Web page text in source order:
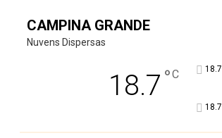
CAMPINA GRANDE
Nuvens Dispersas
18.7 °C 18.7
18.7